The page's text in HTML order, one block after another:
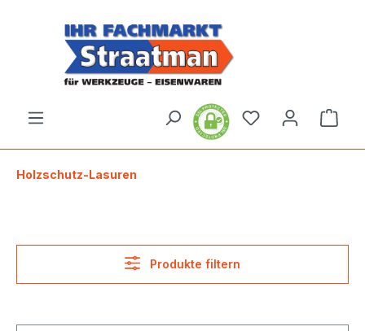
Holzschutz-Lasuren
Produkte filtern